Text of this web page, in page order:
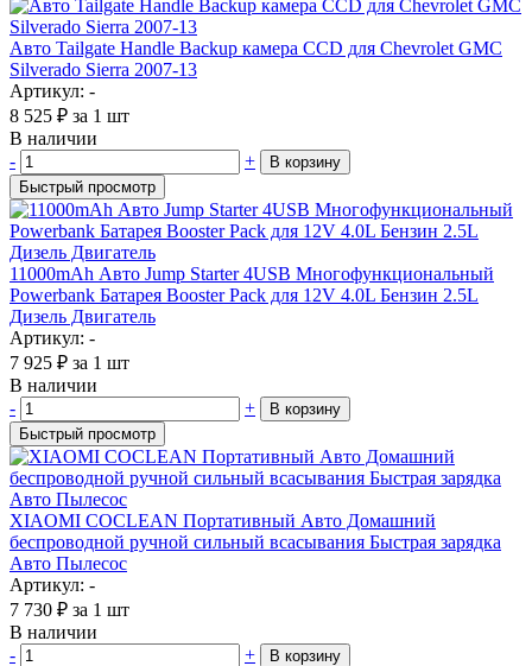
Авто Tailgate Handle Backup камера CCD для Chevrolet GMC
Silverado Sierra 2007-13
Артикул: -
8 525 ₽ за 1 шт
В наличии
-
+
В корзину
Быстрый просмотр
11000mAh Авто Jump Starter 4USB Многофункциональный
Powerbank Батарея Booster Pack для 12V 4.0L Бензин 2.5L
Дизель Двигатель
Артикул: -
7 925 ₽ за 1 шт
В наличии
-
+
В корзину
Быстрый просмотр
XIAOMI COCLEAN Портативный Авто Домашний
беспроводной ручной сильный всасывания Быстрая зарядка
Авто Пылесос
Артикул: -
7 730 ₽ за 1 шт
В наличии
-
+ В корзину